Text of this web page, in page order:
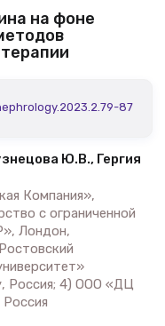
на фоне
87
Ю.В., Гергия
Компания»,
с ограниченной
Лондон,
Россия; 4) ООО «ДЦ